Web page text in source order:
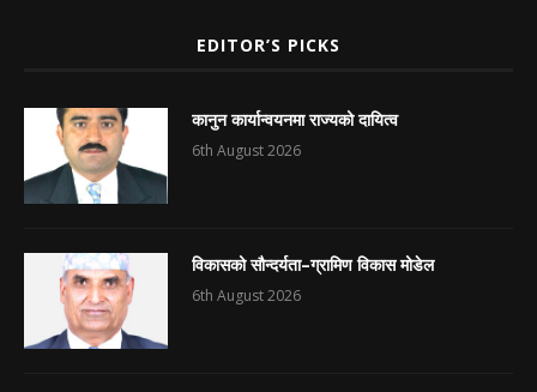
EDITOR’S PICKS
कानुन कार्यान्वयनमा राज्यको दायित्व
6th August 2026
विकासको सौन्दर्यता–ग्रामिण विकास मोडेल
6th August 2026